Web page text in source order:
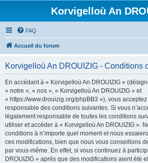
Korvigelloù An
FAQ
Accueil du forum
Korvigelloù An DROUIZIG - Conditions
En accédant à « Korvigelloù An DROUIZIG »
« notre », « nos », « Korvigelloù An DROUIZIG » et
« https://www.drouizig.org/phpBB3 »), vous
responsable des conditions suivantes. Si vous
légalement responsable de toutes les conditions
utiliser et accéder à « Korvigelloù An DROUIZIG ».
conditions à n’importe quel moment et nous
ces modifications, bien que nous vous conseillons
par vous-même. En effet, si vous continuez à
DROUIZIG » après que des modifications aient été